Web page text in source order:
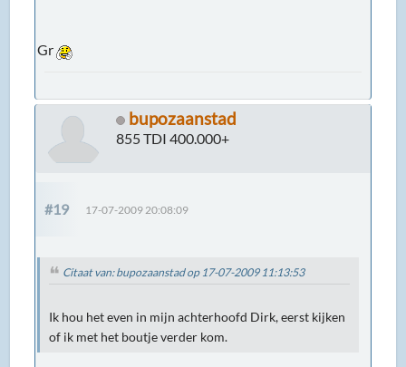
Gr
bupozaanstad
855 TDI 400.000+
#19 17-07-2009 20:08:09
Citaat van: bupozaanstad op 17-07-2009 11:13:53
Ik hou het even in mijn achterhoofd Dirk, eerst kijken
of ik met het boutje verder kom.